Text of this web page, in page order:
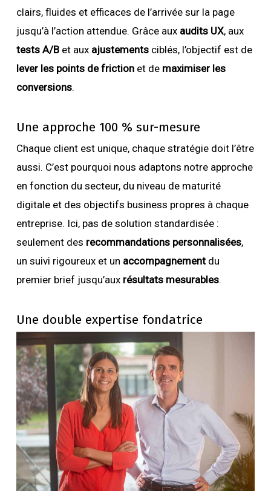
clairs, fluides et efficaces de l’arrivée sur la page
jusqu’à l’action attendue. Grâce aux audits UX, aux
tests A/Bet aux ajustementsciblés, l’objectif est de
lever les points de frictionet de maximiser les
conversions.
Une approche 100 % sur-mesure
Chaque client est unique, chaque stratégie doit l’être
aussi. C’est pourquoi nous adaptons notre approche
en fonction du secteur, du niveau de maturité
digitale et des objectifs business propres à chaque
entreprise. Ici, pas de solution standardisée :
seulement des recommandations personnalisées,
un suivi rigoureux et un accompagnementdu
premier brief jusqu’aux résultats mesurables.
Une double expertise fondatrice